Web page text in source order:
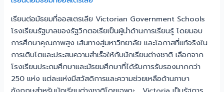
เรียนต่อมัธยมที่ออสเตรเลีย Victorian Government Schools
โรงเรียนรัฐบาลของรัฐวิกตอเรียเป็นผู้นำด้านการเรียนรู้ โดยมอบ
การศึกษาคุณภาพสูง เส้นทางสู่มหาวิทยาลัย และโอกาสที่แท้จริงใน
การเติบโตและประสบความสำเร็จให้กับนักเรียนต่างชาติ เลือกจาก
โรงเรียนประถมศึกษาและมัธยมศึกษาที่ได้รับการรับรองมากกว่า
250 แห่ง แต่ละแห่งมีสวัสดิการและความช่วยเหลือด้านภาษา